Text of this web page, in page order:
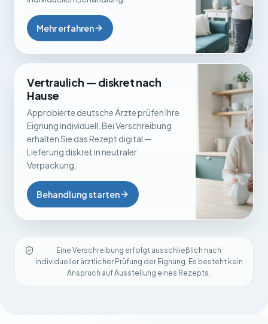
Mehr erfahren
Vertraulich — diskret nach
Hause
Approbierte deutsche Ärzte prüfen Ihre
Eignung individuell. Bei Verschreibung
erhalten Sie das Rezept digital —
Lieferung diskret in neutraler
Verpackung.
Behandlung starten
Eine Verschreibung erfolgt ausschließlich nach
individueller ärztlicher Prüfung der Eignung. Es besteht kein
Anspruch auf Ausstellung eines Rezepts.